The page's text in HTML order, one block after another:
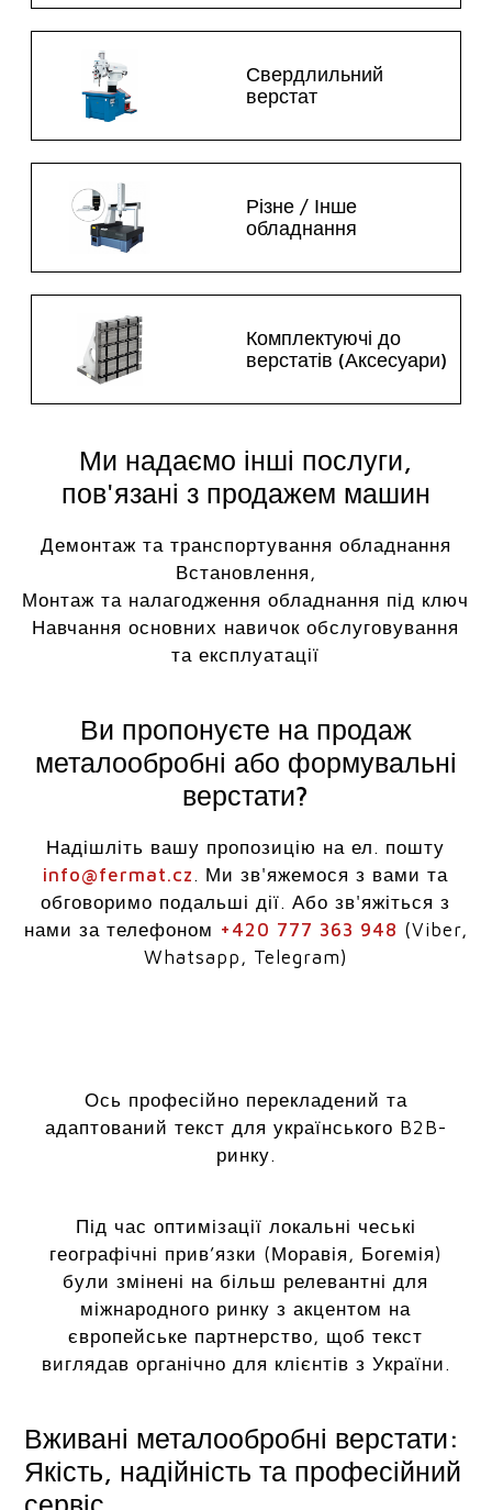
Свердлильний
верстат
Різне / Інше
обладнання
Комплектуючі до
верстатів (Аксесуари)
Ми надаємо інші послуги,
пов'язані з продажем машин
Демонтаж та транспортування обладнання
Встановлення,
Монтаж та налагодження обладнання під ключ
Навчання основних навичок обслуговування
та експлуатації
Ви пропонуєте на продаж
металообробні або формувальні
верстати?
Надішліть вашу пропозицію на ел. пошту
info@fermat.cz. Ми зв'яжемося з вами та
обговоримо подальші дії. Або зв'яжіться з
нами за телефоном +420 777 363 948 (Viber,
Whatsapp, Telegram)
Ось професійно перекладений та
адаптований текст для українського B2B-
ринку.
Під час оптимізації локальні чеські
географічні прив’язки (Моравія, Богемія)
були змінені на більш релевантні для
міжнародного ринку з акцентом на
європейське партнерство, щоб текст
виглядав органічно для клієнтів з України.
Вживані металообробні верстати:
Якість, надійність та професійний